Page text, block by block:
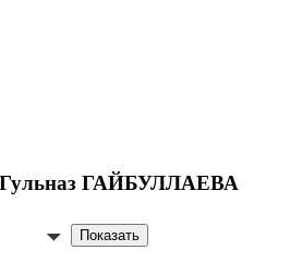
Гульназ ГАЙБУЛЛАЕВА
Показать